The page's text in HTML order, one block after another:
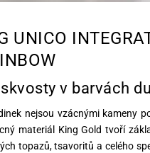
UNICO
v barvách
nejsou vzácnými kameny
materiál King Gold tvoří
topazů, tsavoritů a celého